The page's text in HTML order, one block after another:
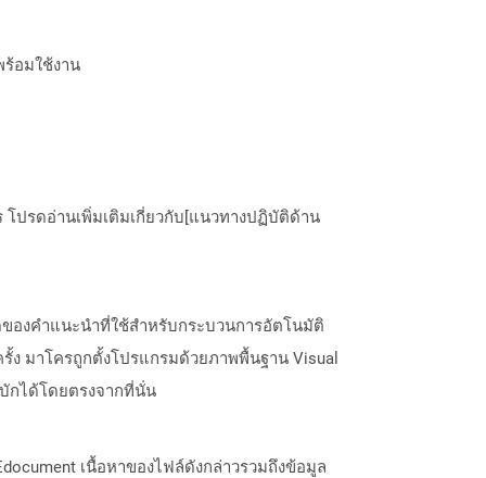
ร้อมใช้งาน
ปรดอ่านเพิ่มเติมเกี่ยวกับ[แนวทางปฏิบัติด้าน
องคำแนะนำที่ใช้สำหรับกระบวนการอัตโนมัติ
ง มาโครถูกตั้งโปรแกรมด้วยภาพพื้นฐาน Visual
กได้โดยตรงจากที่นั่น
เนื้อหาของไฟล์ดังกล่าวรวมถึงข้อมูล